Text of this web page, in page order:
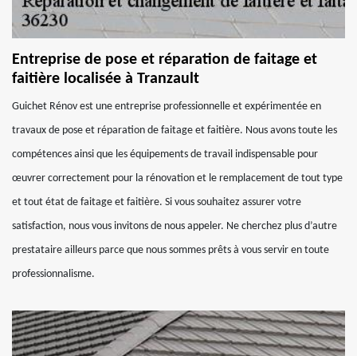
Entreprise de pose et réparation de faitage et
faitière localisée à Tranzault
Guichet Rénov est une entreprise professionnelle et expérimentée en
travaux de pose et réparation de faitage et faitière. Nous avons toute les
compétences ainsi que les équipements de travail indispensable pour
œuvrer correctement pour la rénovation et le remplacement de tout type
et tout état de faitage et faitière. Si vous souhaitez assurer votre
satisfaction, nous vous invitons de nous appeler. Ne cherchez plus d’autre
prestataire ailleurs parce que nous sommes prêts à vous servir en toute
professionnalisme.